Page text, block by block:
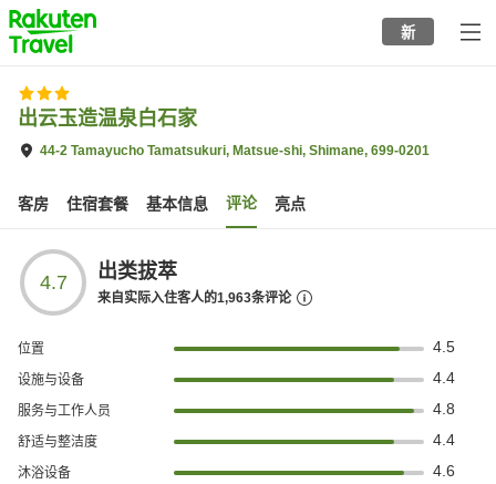
to
top
page
新
出云玉造温泉白石家
44-2 Tamayucho Tamatsukuri, Matsue-shi, Shimane, 699-0201
客房 住宿套餐 基本信息 评论 亮点
4.7 出类拔萃
来自实际入住客人的1,963条评论
位置 4.5
设施与设备 4.4
服务与工作人员 4.8
舒适与整洁度 4.4
沐浴设备 4.6